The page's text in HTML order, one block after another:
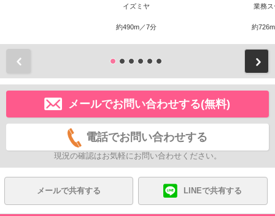
イズミヤ
約490m／7分
業務ス
約
メールでお問い合わせする(無料)
電話でお問い合わせする
現況の確認はお気軽にお問い合わせください。
メールで共有する LINEで共有する